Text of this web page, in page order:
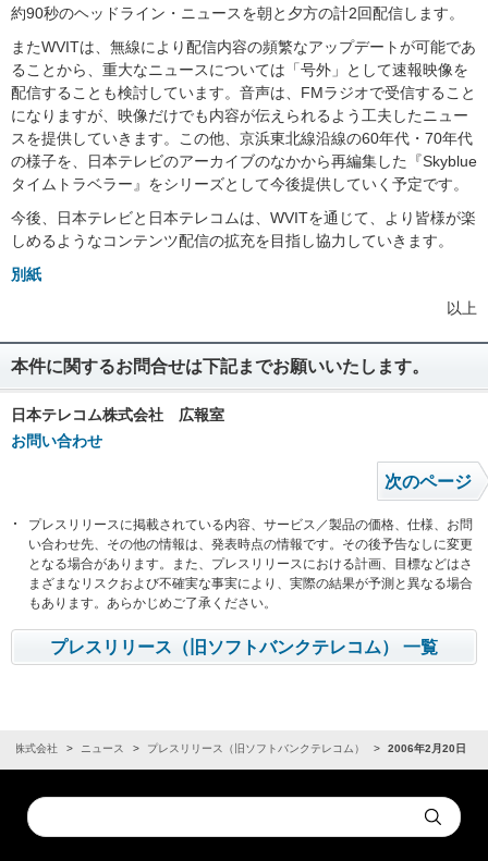
約90秒のヘッドライン・ニュースを朝と夕方の計2回配信します。
またWVITは、無線により配信内容の頻繁なアップデートが可能であ
ることから、重大なニュースについては「号外」として速報映像を
配信することも検討しています。音声は、FMラジオで受信すること
になりますが、映像だけでも内容が伝えられるよう工夫したニュー
スを提供していきます。この他、京浜東北線沿線の60年代・70年代
の様子を、日本テレビのアーカイブのなかから再編集した『Skyblue
タイムトラベラー』をシリーズとして今後提供していく予定です。
今後、日本テレビと日本テレコムは、WVITを通じて、より皆様が楽
しめるようなコンテンツ配信の拡充を目指し協力していきます。
別紙
以上
本件に関するお問合せは下記までお願いいたします。
日本テレコム株式会社 広報室
お問い合わせ
次のページ
プレスリリースに掲載されている内容、サービス／製品の価格、仕様、お問
い合わせ先、その他の情報は、発表時点の情報です。その後予告なしに変更
となる場合があります。また、プレスリリースにおける計画、目標などはさ
まざまなリスクおよび不確実な事実により、実際の結果が予測と異なる場合
もあります。あらかじめご了承ください。
プレスリリース（旧ソフトバンクテレコム） 一覧
ク株式会社 ニュース プレスリリース（旧ソフトバンクテレコム） 2006年2月20日
Conduct
a
Submit